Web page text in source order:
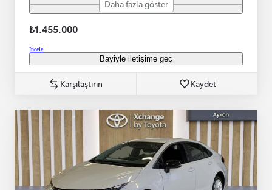
Daha fazla göster
₺1.455.000
İncele
Bayiyle iletişime geç
Karşılaştırın Kaydet